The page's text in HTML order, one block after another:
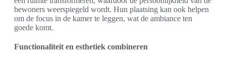
bewoners weerspiegeld wordt. Hun plaatsing kan ook helpen
om de focus in de kamer te leggen, wat de ambiance ten
goede komt.
Functionaliteit en esthetiek combineren